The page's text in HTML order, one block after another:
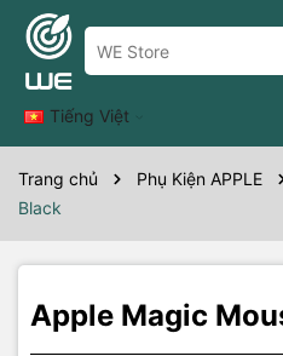
Tiếng Việt
Trang chủ Phụ Kiện APPLE
Black
Apple Magic
Thông số kỹ thuật
apple mouse 99%